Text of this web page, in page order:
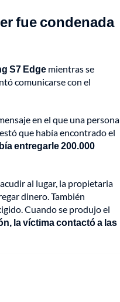
fue condenada
S7 Edge mientras se
comunicarse con el
en el que una persona
que había encontrado el
entregarle 200.000
al lugar, la propietaria
dinero. También
Cuando se produjo el
la víctima contactó a las